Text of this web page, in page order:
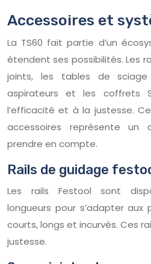
Accessoires et
La TS60 fait partie d’un
étendent ses possibilités. Les
joints, les tables de sciage
aspirateurs et les coffrets
l’efficacité et à la justesse.
accessoires représente un
prendre en compte.
Rails de guidage
Les rails Festool sont
longueurs pour s’adapter aux
courts, longs et incurvés. Ces
justesse.